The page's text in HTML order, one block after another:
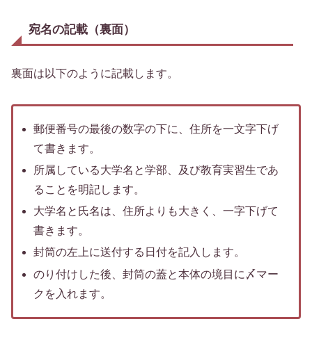
宛名の記載（裏面）
裏面は以下のように記載します。
郵便番号の最後の数字の下に、住所を一文字下げ
て書きます。
所属している大学名と学部、及び教育実習生であ
ることを明記します。
大学名と氏名は、住所よりも大きく、一字下げて
書きます。
封筒の左上に送付する日付を記入します。
のり付けした後、封筒の蓋と本体の境目に〆マー
クを入れます。